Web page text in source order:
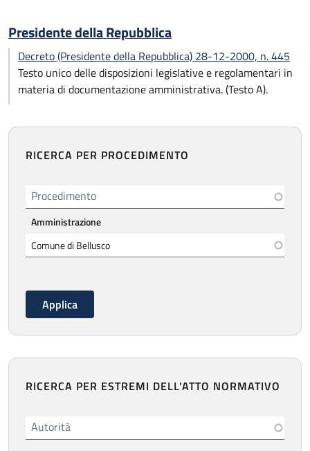
Presidente della Repubblica
Decreto (Presidente della Repubblica) 28-12-2000, n. 445
Testo unico delle disposizioni legislative e regolamentari in
materia di documentazione amministrativa. (Testo A).
RICERCA PER PROCEDIMENTO
Procedimento
Amministrazione
RICERCA PER ESTREMI DELL'ATTO NORMATIVO
Autorità